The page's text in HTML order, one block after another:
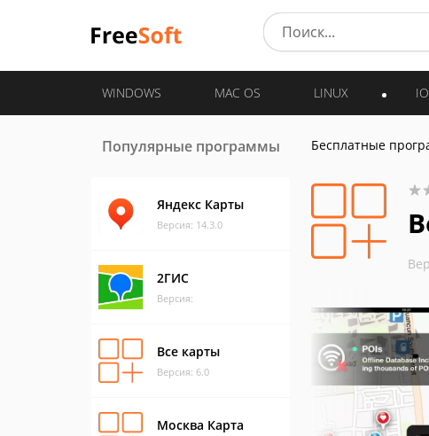
WINDOWS MAC OS LINUX
Популярные программы
Яндекс Карты
Версия: 14.3.0
2ГИС
Версия:
Все карты
Версия: 6.0
Москва Карта
Бесплатные